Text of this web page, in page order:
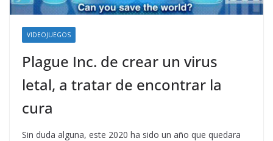
VIDEOJUEGOS
Plague Inc. de crear un virus
letal, a tratar de encontrar la
cura
Sin duda alguna, este 2020 ha sido un año que quedara